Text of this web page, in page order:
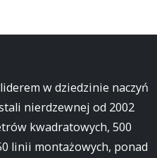
w dziedzinie naczyń
nierdzewnej od 2002
kwadratowych, 500
linii montażowych, ponad